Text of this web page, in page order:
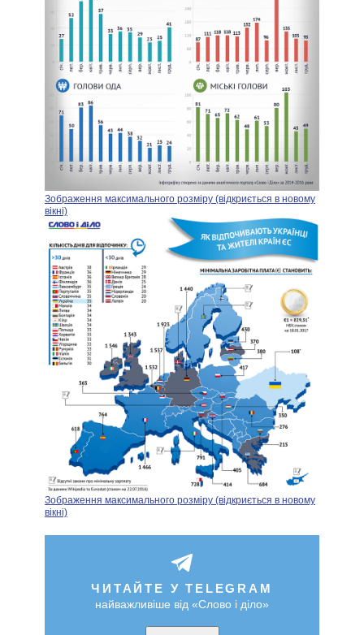
Зображення максимального розміру (відкриється в новому
вікні)
Зображення максимального розміру (відкриється в новому
вікні)
ЧИТАЙТЕ У TELEGRAM
найважливіше від «Слово і діло»